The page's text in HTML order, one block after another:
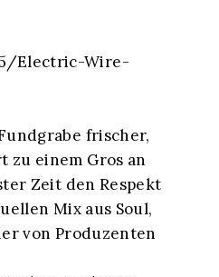
Electric-Wire-
frischer,
zu einem Gros an
Zeit den Respekt
Mix aus Soul,
von Produzenten